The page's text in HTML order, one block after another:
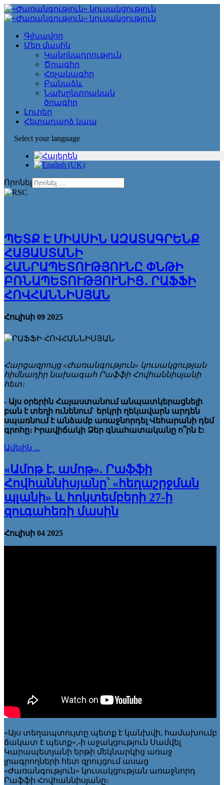
Գլխավոր
Մեր մասին
Կանոնադրություն
Ծրագիր
Հռչակագիր
Բանաձև
Նախընտրական
ծրագիր
Լուրեր
Հետադարձ կապ
Select your language
Որոնել
ՊԵՏՔ Է ՄԻԱՍԻՆ ԱԶԱՏԱԳՐԵՆՔ
ՀԱՅԱՍՏԱՆԻ
ՀԱՆՐԱՊԵՏՈՒԹՅՈՒՆԸ ՓՆԹԻ
ԲՌՆԱՊԵՏՈՒԹՅՈՒՆԻՑ․ ՐԱՖՖԻ
ՀՈՎՀԱՆՆԻՍՅԱՆ
Հուլիսի 09 2025
Հարցազրույց «Ժառան­գություն» կուսակցության
հիմնադիր նախագահ Րաֆֆի Հովհաննիսյանի
հետ։
- Այս օրերին Հայաստանում անպատկերացնելի
բան է տեղի ունենում` երկրի ղեկավարն արդեն
սպառնում է անձամբ առաջնորդել Վեհարանի դեմ
գրոհը։ Իրավիճակի Ձեր գնահատականը ո՞րն է:
Ավելին ...
«Ամոթ է, ամոթ». Րաֆֆի
Հովհաննիսյանը՝ «հեղաշրջման
պլանի» և հոկտեմբերի 27-ի
զուգահեռի մասին
Հուլիսի 04 2025
«Այս տեղապտույտը պետք է կանխվի, համախումբ
ճակատ է պետք»,-ի աջակցություն Սամվել
Կարապետյանի երթի մեկնարկից առաջ
լրագրողների հետ զրույցում ասաց
«Ժառանգություն» կուսակցության առաջնորդ
Րաֆֆի Հովհաննիսյանը։